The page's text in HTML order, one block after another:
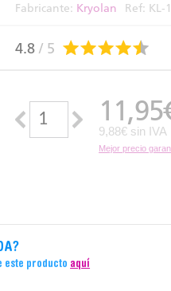
Fabricante: Kryolan Ref: KL-
4.8 / 5
11,95
9,88€ sin IVA
Mejor precio
este producto aquí